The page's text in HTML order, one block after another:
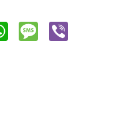
WhatsApp
Message